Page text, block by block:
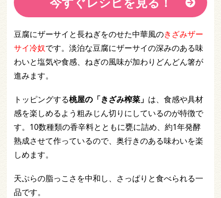
豆腐にザーサイと長ねぎをのせた中華風のきざみザー
サイ冷奴です。淡泊な豆腐にザーサイの深みのある味
わいと塩気や食感、ねぎの風味が加わりどんどん箸が
進みます。
トッピングする桃屋の「きざみ榨菜」 は、食感や具材
感を楽しめるよう粗みじん切りにしているのが特徴で
す。10数種類の香辛料とともに甕に詰め、約1年発酵
熟成させて作っているので、奥行きのある味わいを楽
しめます。
天ぷらの脂っこさを中和し、さっぱりと食べられる一
品です。